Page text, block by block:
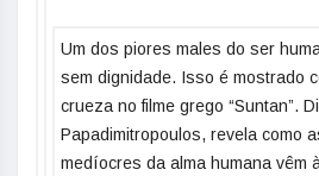
Um dos piores males do ser
sem dignidade. Isso é mostrado
crueza no filme grego “Suntan”.
Papadimitropoulos, revela como
medíocres da alma humana vêm